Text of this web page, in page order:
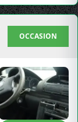
OCCASION